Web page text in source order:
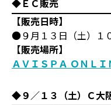
【販売日時】
●９月１３日（土）１
【販売場所】
ＡＶＩＳＰＡ ＯＮＬＩ
◆９／１３（土）Ｃ大